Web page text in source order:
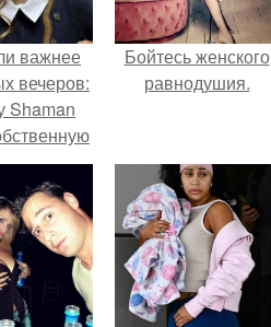
важнее
вечеров:
Shaman
на
чем
Бойтесь женского
равнодушия.